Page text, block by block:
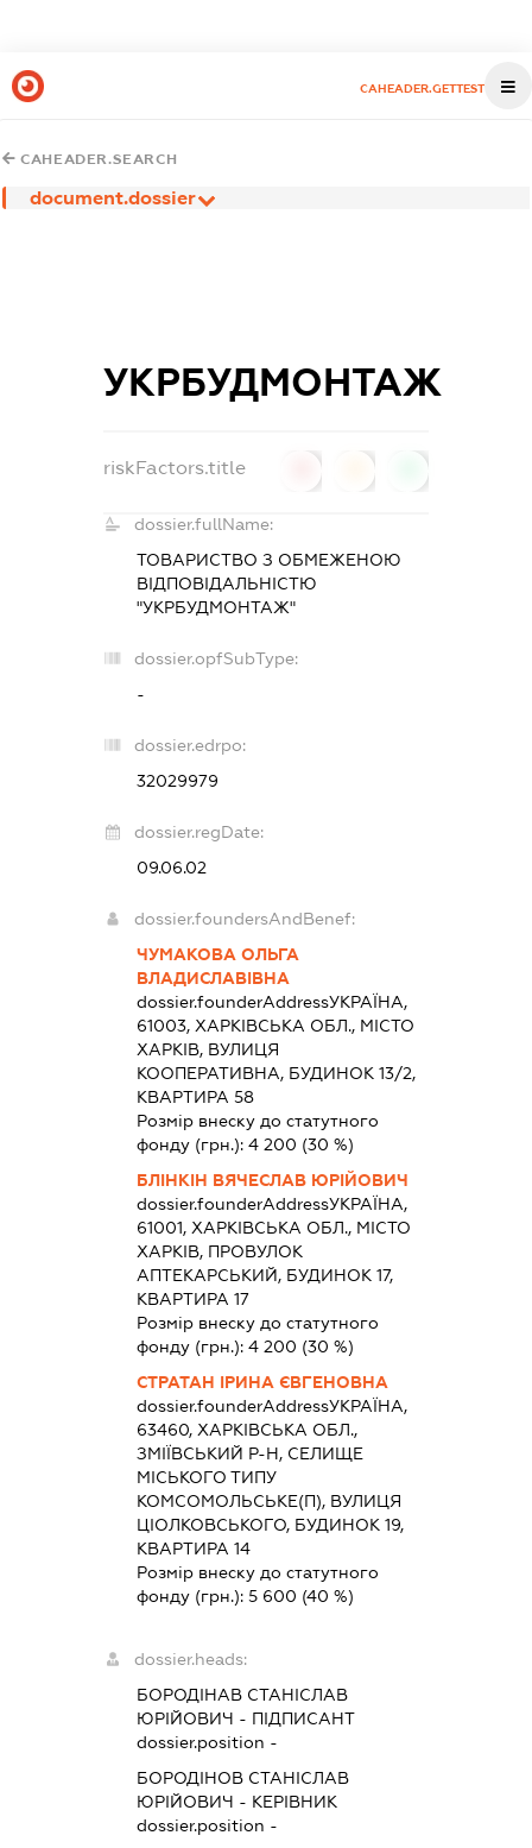
CAHEADER.GETTEST
CAHEADER.SEARCH
document.dossier
УКРБУДМОНТАЖ
riskFactors.title
dossier.fullName:
ТОВАРИСТВО З ОБМЕЖЕНОЮ
ВІДПОВІДАЛЬНІСТЮ
"УКРБУДМОНТАЖ"
dossier.opfSubType:
-
dossier.edrpo:
32029979
dossier.regDate:
09.06.02
dossier.foundersAndBenef:
ЧУМАКОВА ОЛЬГА
ВЛАДИСЛАВІВНА
dossier.founderAddressУКРАЇНА,
61003, ХАРКІВСЬКА ОБЛ., МІСТО
ХАРКІВ, ВУЛИЦЯ
КООПЕРАТИВНА, БУДИНОК 13/2,
КВАРТИРА 58
Розмір внеску до статутного
фонду (грн.): 4 200 (30 %)
БЛІНКІН ВЯЧЕСЛАВ ЮРІЙОВИЧ
dossier.founderAddressУКРАЇНА,
61001, ХАРКІВСЬКА ОБЛ., МІСТО
ХАРКІВ, ПРОВУЛОК
АПТЕКАРСЬКИЙ, БУДИНОК 17,
КВАРТИРА 17
Розмір внеску до статутного
фонду (грн.): 4 200 (30 %)
СТРАТАН ІРИНА ЄВГЕНОВНА
dossier.founderAddressУКРАЇНА,
63460, ХАРКІВСЬКА ОБЛ.,
ЗМІЇВСЬКИЙ Р-Н, СЕЛИЩЕ
МІСЬКОГО ТИПУ
КОМСОМОЛЬСЬКЕ(П), ВУЛИЦЯ
ЦІОЛКОВСЬКОГО, БУДИНОК 19,
КВАРТИРА 14
Розмір внеску до статутного
фонду (грн.): 5 600 (40 %)
dossier.heads:
БОРОДІНАВ СТАНІСЛАВ
ЮРІЙОВИЧ - ПІДПИСАНТ
dossier.position -
БОРОДІНОВ СТАНІСЛАВ
ЮРІЙОВИЧ - КЕРІВНИК
dossier.position -